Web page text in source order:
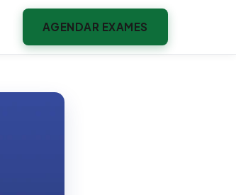
AGENDAR EXAMES